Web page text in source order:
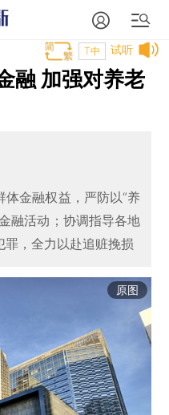
试听
T中
融 加强对养老
体金融权益，严防以“养
融活动；协调指导各地
，全力以赴追赃挽损
原图